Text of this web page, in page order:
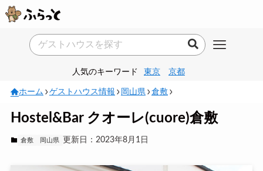
人気のキーワード 東京 京都
ホーム ゲストハウス情報 岡山県 倉敷
Hostel&Bar クオーレ(cuore)倉敷
倉敷 岡山県 更新日：2023年8月1日